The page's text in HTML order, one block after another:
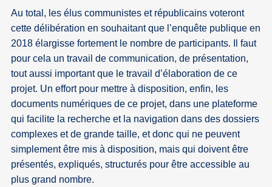
Au total, les élus communistes et républicains voteront
cette délibération en souhaitant que l’enquête publique en
2018 élargisse fortement le nombre de participants. Il faut
pour cela un travail de communication, de présentation,
tout aussi important que le travail d’élaboration de ce
projet. Un effort pour mettre à disposition, enfin, les
documents numériques de ce projet, dans une plateforme
qui facilite la recherche et la navigation dans des dossiers
complexes et de grande taille, et donc qui ne peuvent
simplement être mis à disposition, mais qui doivent être
présentés, expliqués, structurés pour être accessible au
plus grand nombre.